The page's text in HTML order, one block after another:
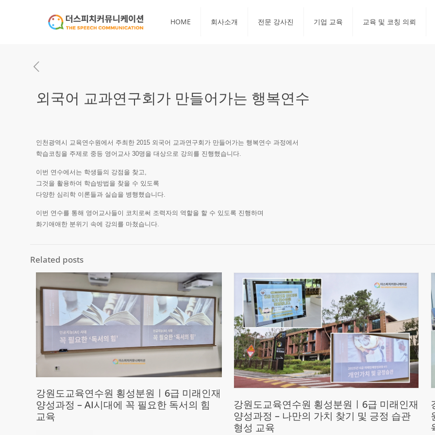
HOME 회사소개 전문 강사진 기업 교육 교육 및 코칭 의뢰
외국어 교과연구회가 만들어가는 행복연수
인천광역시 교육연수원에서 주최한 2015 외국어 교과연구회가 만들어가는 행복연수 과정에서
학습코칭을 주제로 중등 영어교사 30명을 대상으로 강의를 진행했습니다.
이번 연수에서는 학생들의 강점을 찾고,
그것을 활용하여 학습방법을 찾을 수 있도록
다양한 심리학 이론들과 실습을 병행했습니다.
이번 연수를 통해 영어교사들이 코치로써 조력자의 역할을 할 수 있도록 진행하며
화기애애한 분위기 속에 강의를 마쳤습니다.
Related posts
강원도교육연수원 횡성분원ㅣ6급 미래인재
양성과정 – AI시대에 꼭 필요한 독서의 힘
교육
강원도교육연수원 횡성분원ㅣ6급 미래인재
양성과정 – 나만의 가치 찾기 및 긍정 습관
형성 교육